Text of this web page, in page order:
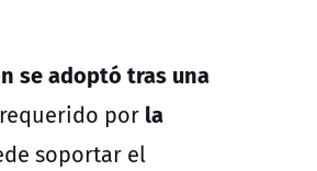
se adoptó tras una
por la
soportar el